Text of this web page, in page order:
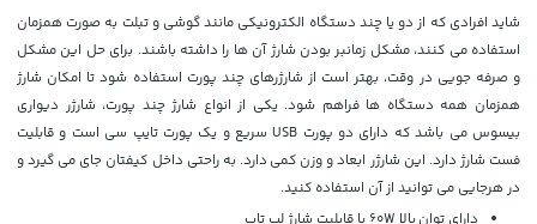
شاید افرادی که از دو یا چند دستگاه الکترونیکی مانند گوشی و تبلت به صورت همزمان
استفاده می کنند، مشکل زمانبر بودن شارژ آن ها را داشته باشند. برای حل این مشکل
و صرفه جویی در وقت، بهتر است از شارژرهای چند پورت استفاده شود تا امکان شارژ
همزمان همه دستگاه ها فراهم شود. یکی از انواع شارژ چند پورت، شارژر دیواری
بیسوس می باشد که دارای دو پورت USB سریع و یک پورت تایپ سی است و قابلیت
فست شارژ دارد. این شارژر ابعاد و وزن کمی دارد. به راحتی داخل کیفتان جای می گیرد و
در هرجایی می توانید از آن استفاده کنید.
دارای توان بالا 60W با قابلیت شارژ لپ تاپ